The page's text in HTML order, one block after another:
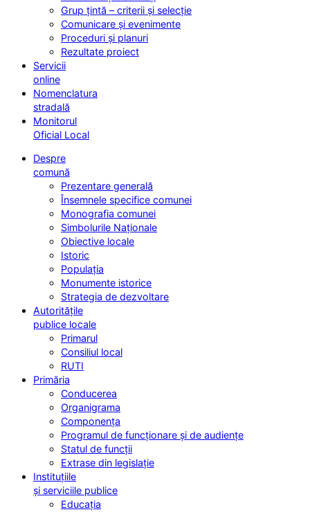
Grup țintă – criterii și selecție
Comunicare și evenimente
Proceduri și planuri
Rezultate proiect
Servicii
online
Nomenclatura
stradală
Monitorul
Oficial Local
Despre
comună
Prezentare generală
Însemnele specifice comunei
Monografia comunei
Simbolurile Naționale
Obiective locale
Istoric
Populația
Monumente istorice
Strategia de dezvoltare
Autoritățile
publice locale
Primarul
Consiliul local
RUTI
Primăria
Conducerea
Organigrama
Componența
Programul de funcționare și de audiențe
Statul de funcții
Extrase din legislație
Instituțiile
și serviciile publice
Educația